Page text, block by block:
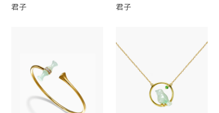
君子 君子